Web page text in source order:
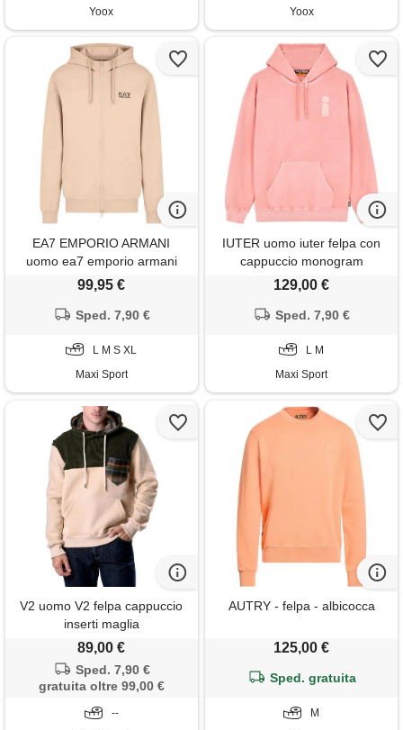
Yoox Yoox
EA7 EMPORIO ARMANI
uomo ea7 emporio armani
felpa full zip con cappuccio
99,95 €
Sped. 7,90 €
L M S XL
Maxi Sport
IUTER uomo iuter felpa con
cappuccio monogram
129,00 €
Sped. 7,90 €
L M
Maxi Sport
V2 uomo V2 felpa cappuccio
inserti maglia
89,00 €
Sped. 7,90 €
gratuita oltre 99,00 €
--
AUTRY - felpa - albicocca
125,00 €
Sped. gratuita
M